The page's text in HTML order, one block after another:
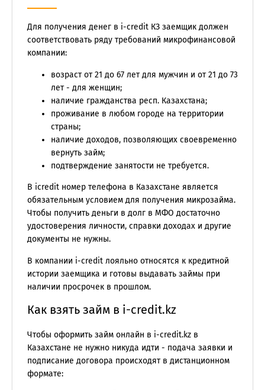
Для получения денег в i-credit КЗ заемщик должен
соответствовать ряду требований микрофинансовой
компании:
возраст от 21 до 67 лет для мужчин и от 21 до 73
лет - для женщин;
наличие гражданства респ. Казахстана;
проживание в любом городе на территории
страны;
наличие доходов, позволяющих своевременно
вернуть займ;
подтверждение занятости не требуется.
В icredit номер телефона в Казахстане является
обязательным условием для получения микрозайма.
Чтобы получить деньги в долг в МФО достаточно
удостоверения личности, справки доходах и другие
документы не нужны.
В компании i-credit лояльно относятся к кредитной
истории заемщика и готовы выдавать займы при
наличии просрочек в прошлом.
Как взять займ в i-credit.kz
Чтобы оформить займ онлайн в i-credit.kz в
Казахстане не нужно никуда идти - подача заявки и
подписание договора происходят в дистанционном
формате: